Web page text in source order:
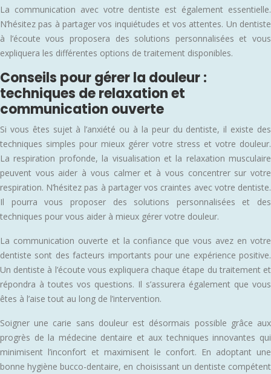
La communication avec votre dentiste est également essentielle.
N’hésitez pas à partager vos inquiétudes et vos attentes. Un dentiste
à l’écoute vous proposera des solutions personnalisées et vous
expliquera les différentes options de traitement disponibles.
Conseils pour gérer la douleur :
techniques de relaxation et
communication ouverte
Si vous êtes sujet à l’anxiété ou à la peur du dentiste, il existe des
techniques simples pour mieux gérer votre stress et votre douleur.
La respiration profonde, la visualisation et la relaxation musculaire
peuvent vous aider à vous calmer et à vous concentrer sur votre
respiration. N’hésitez pas à partager vos craintes avec votre dentiste.
Il pourra vous proposer des solutions personnalisées et des
techniques pour vous aider à mieux gérer votre douleur.
La communication ouverte et la confiance que vous avez en votre
dentiste sont des facteurs importants pour une expérience positive.
Un dentiste à l’écoute vous expliquera chaque étape du traitement et
répondra à toutes vos questions. Il s’assurera également que vous
êtes à l’aise tout au long de l’intervention.
Soigner une carie sans douleur est désormais possible grâce aux
progrès de la médecine dentaire et aux techniques innovantes qui
minimisent l’inconfort et maximisent le confort. En adoptant une
bonne hygiène bucco-dentaire, en choisissant un dentiste compétent